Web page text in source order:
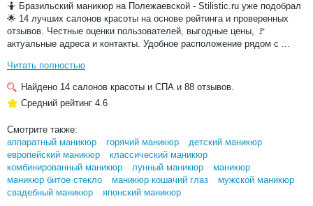
🤷 Бразильский маникюр на Полежаевской - Stilistic.ru уже подобрал
🌟 14 лучших салонов красоты на основе рейтинга и проверенных
отзывов. Честные оценки пользователей, выгодные цены, 🚩
актуальные адреса и контакты. Удобное расположение рядом с ...
Читать полностью
Найдено 14 салонов красоты и СПА и 88 отзывов.
Средний рейтинг 4.6
Смотрите также:
аппаратный маникюр
горячий маникюр
детский маникюр
европейский маникюр
классический маникюр
комбинированный маникюр
лунный маникюр
маникюр
маникюр битое стекло
маникюр кошачий глаз
мужской маникюр
свадебный маникюр
японский маникюр